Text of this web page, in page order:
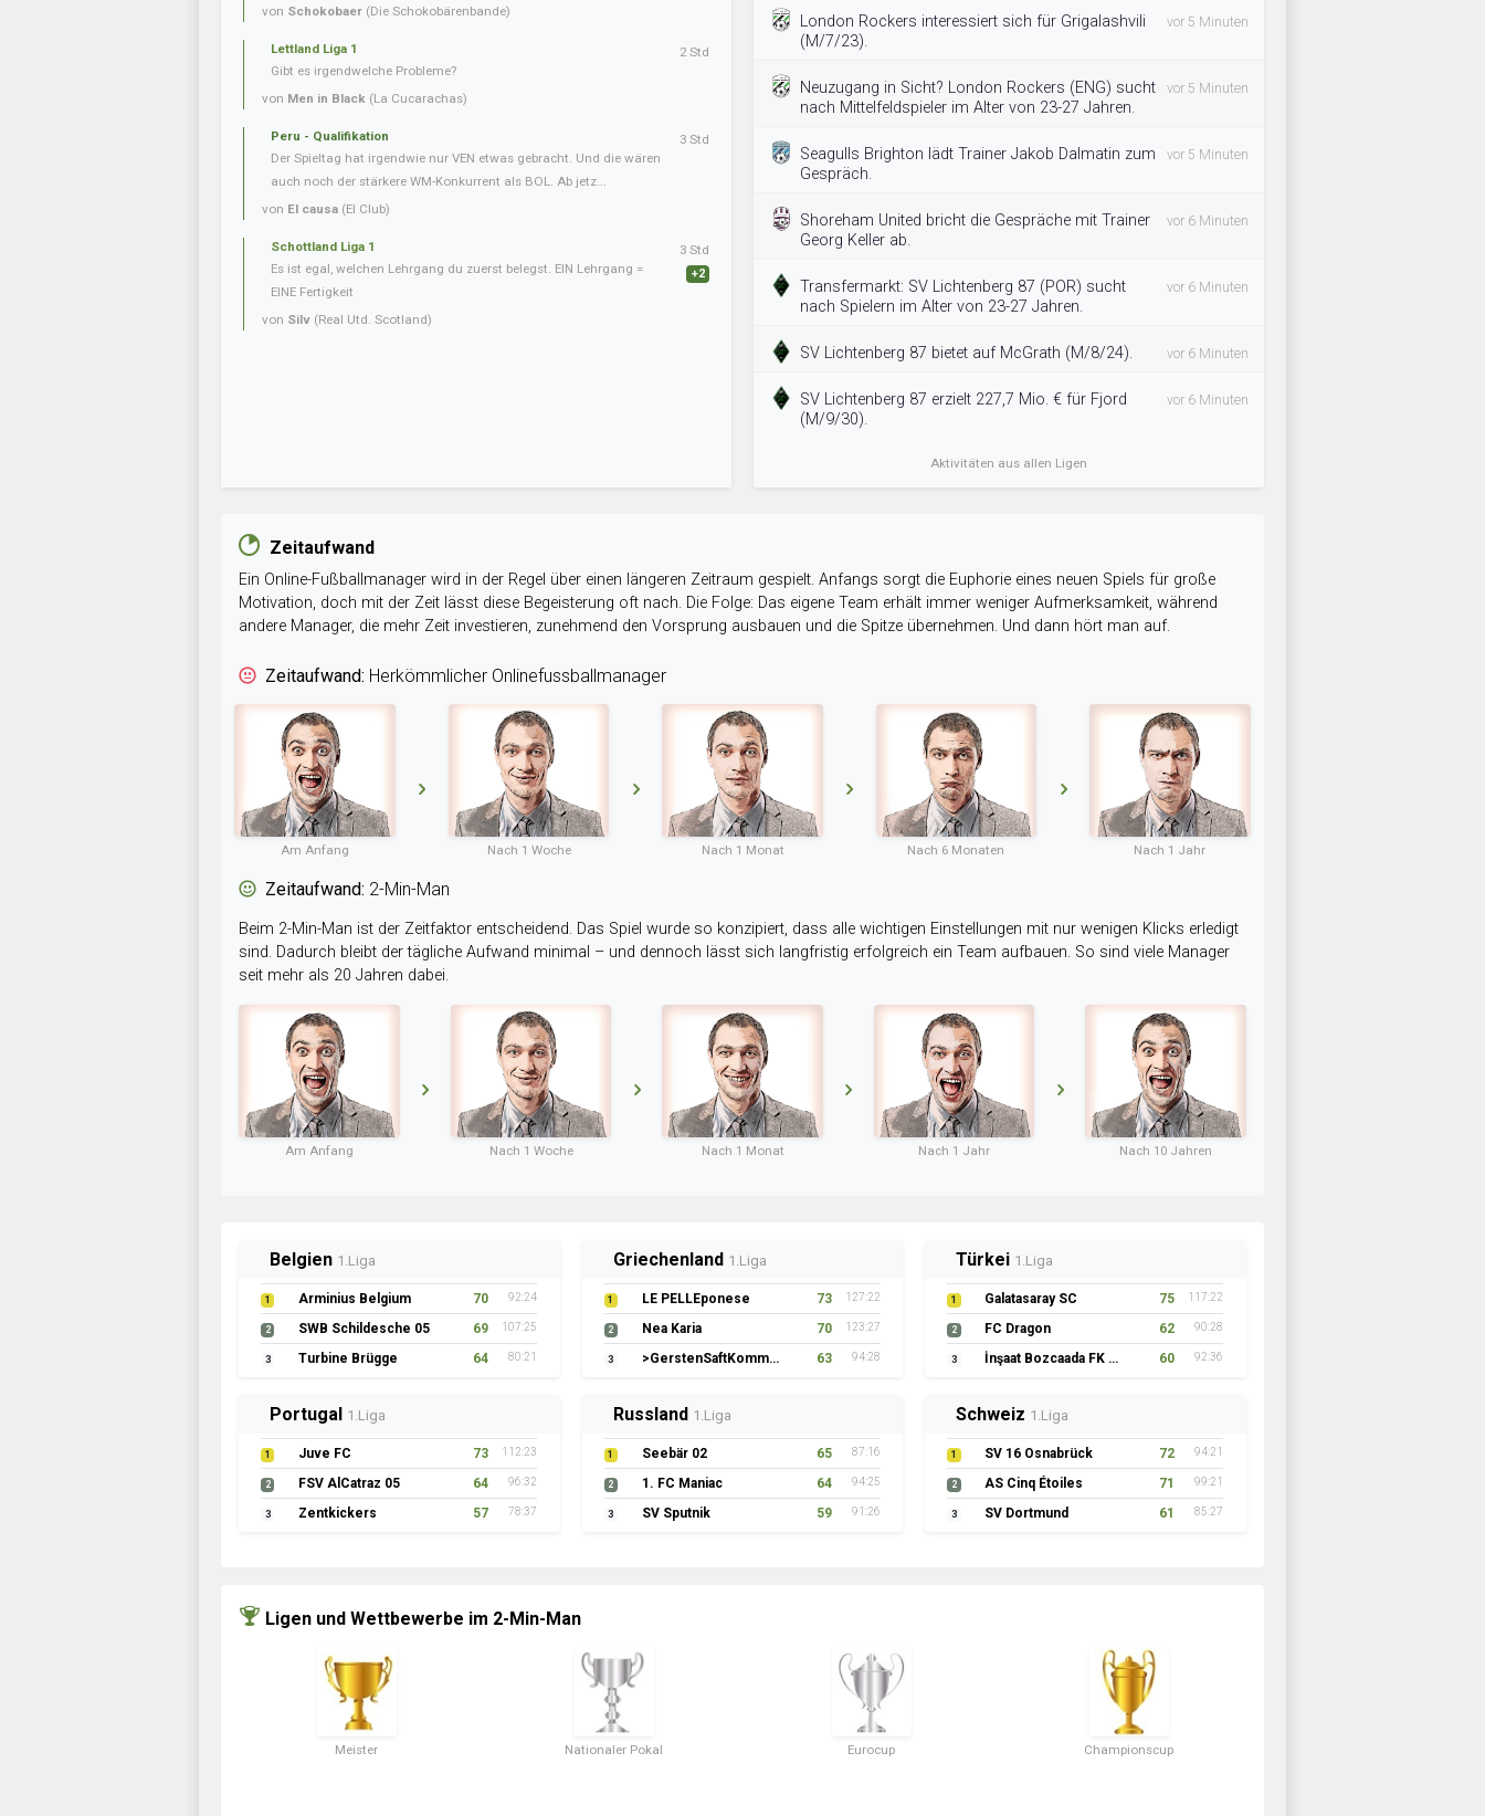
von Schokobaer (Die Schokobärenbande)
Lettland Liga 1
Gibt es irgendwelche Probleme?
von Men in Black (La Cucarachas)
2 Std
Peru - Qualifikation
Der Spieltag hat irgendwie nur VEN etwas gebracht. Und die wären
auch noch der stärkere WM-Konkurrent als BOL. Ab jetz...
von El causa (El Club)
3 Std
Schottland Liga 1
Es ist egal, welchen Lehrgang du zuerst belegst. EIN Lehrgang =
EINE Fertigkeit
von Silv (Real Utd. Scotland)
3 Std
+2
London Rockers interessiert sich für Grigalashvili
(M/7/23).
vor 5 Minuten
Neuzugang in Sicht? London Rockers (ENG) sucht
nach Mittelfeldspieler im Alter von 23-27 Jahren.
vor 5 Minuten
Seagulls Brighton lädt Trainer Jakob Dalmatin zum
Gespräch.
vor 5 Minuten
Shoreham United bricht die Gespräche mit Trainer
Georg Keller ab.
vor 6 Minuten
Transfermarkt: SV Lichtenberg 87 (POR) sucht
nach Spielern im Alter von 23-27 Jahren.
vor 6 Minuten
SV Lichtenberg 87 bietet auf McGrath (M/8/24). vor 6 Minuten
SV Lichtenberg 87 erzielt 227,7 Mio. € für Fjord
(M/9/30).
vor 6 Minuten
Aktivitäten aus allen Ligen
Zeitaufwand
Ein Online-Fußballmanager wird in der Regel über einen längeren Zeitraum gespielt. Anfangs sorgt die Euphorie eines neuen Spiels für große
Motivation, doch mit der Zeit lässt diese Begeisterung oft nach. Die Folge: Das eigene Team erhält immer weniger Aufmerksamkeit, während
andere Manager, die mehr Zeit investieren, zunehmend den Vorsprung ausbauen und die Spitze übernehmen. Und dann hört man auf.
Zeitaufwand: Herkömmlicher Onlinefussballmanager
Am Anfang Nach 1 Woche Nach 1 Monat Nach 6 Monaten Nach 1 Jahr
Zeitaufwand: 2-Min-Man
Beim 2-Min-Man ist der Zeitfaktor entscheidend. Das Spiel wurde so konzipiert, dass alle wichtigen Einstellungen mit nur wenigen Klicks erledigt
sind. Dadurch bleibt der tägliche Aufwand minimal – und dennoch lässt sich langfristig erfolgreich ein Team aufbauen. So sind viele Manager
seit mehr als 20 Jahren dabei.
Am Anfang Nach 1 Woche Nach 1 Monat Nach 1 Jahr Nach 10 Jahren
Belgien 1.Liga
1 Arminius Belgium 70 92:24
2 SWB Schildesche 05 69 107:25
3 Turbine Brügge 64 80:21
Griechenland 1.Liga
1 LE PELLEponese 73 127:22
2 Nea Karia 70 123:27
3 >GerstenSaftKommando 63 94:28
Türkei 1.Liga
1 Galatasaray SC 75 117:22
2 FC Dragon 62 90:28
3 İnşaat Bozcaada FK 1957 60 92:36
Portugal 1.Liga
1 Juve FC 73 112:23
2 FSV AlCatraz 05 64 96:32
3 Zentkickers 57 78:37
Russland 1.Liga
1 Seebär 02 65 87:16
2 1. FC Maniac 64 94:25
3 SV Sputnik 59 91:26
Schweiz 1.Liga
1 SV 16 Osnabrück 72 94:21
2 AS Cinq Étoiles 71 99:21
3 SV Dortmund 61 85:27
Ligen und Wettbewerbe im 2-Min-Man
Meister Nationaler Pokal Eurocup Championscup